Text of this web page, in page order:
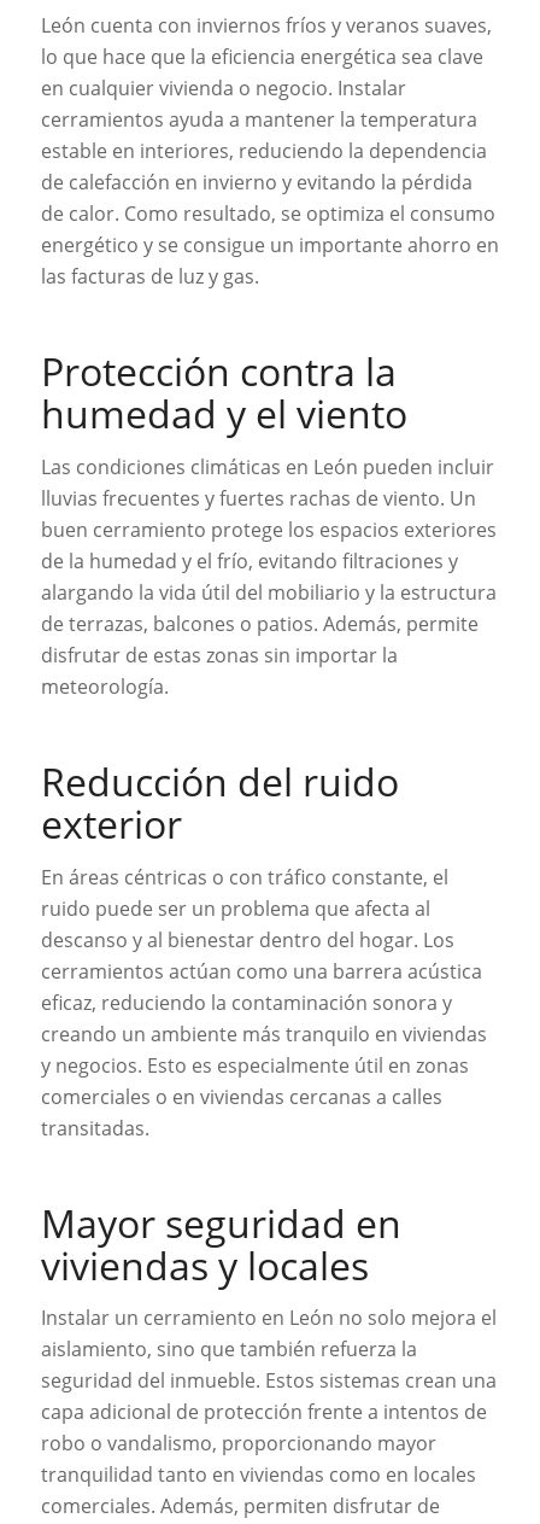
León cuenta con inviernos fríos y veranos suaves,
lo que hace que la eficiencia energética sea clave
en cualquier vivienda o negocio. Instalar
cerramientos ayuda a mantener la temperatura
estable en interiores, reduciendo la dependencia
de calefacción en invierno y evitando la pérdida
de calor. Como resultado, se optimiza el consumo
energético y se consigue un importante ahorro en
las facturas de luz y gas.
Protección contra la
humedad y el viento
Las condiciones climáticas en León pueden incluir
lluvias frecuentes y fuertes rachas de viento. Un
buen cerramiento protege los espacios exteriores
de la humedad y el frío, evitando filtraciones y
alargando la vida útil del mobiliario y la estructura
de terrazas, balcones o patios. Además, permite
disfrutar de estas zonas sin importar la
meteorología.
Reducción del ruido
exterior
En áreas céntricas o con tráfico constante, el
ruido puede ser un problema que afecta al
descanso y al bienestar dentro del hogar. Los
cerramientos actúan como una barrera acústica
eficaz, reduciendo la contaminación sonora y
creando un ambiente más tranquilo en viviendas
y negocios. Esto es especialmente útil en zonas
comerciales o en viviendas cercanas a calles
transitadas.
Mayor seguridad en
viviendas y locales
Instalar un cerramiento en León no solo mejora el
aislamiento, sino que también refuerza la
seguridad del inmueble. Estos sistemas crean una
capa adicional de protección frente a intentos de
robo o vandalismo, proporcionando mayor
tranquilidad tanto en viviendas como en locales
comerciales. Además, permiten disfrutar de